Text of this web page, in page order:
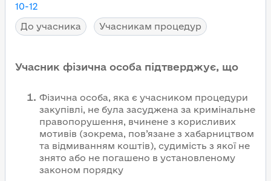
10-12
До учасника
Учасникам процедур
Учасник фізична особа підтверджує, що
Фізична особа, яка є учасником процедури
закупівлі, не була засуджена за кримінальне
правопорушення, вчинене з корисливих
мотивів (зокрема, пов’язане з хабарництвом
та відмиванням коштів), судимість з якої не
знято або не погашено в установленому
законом порядку